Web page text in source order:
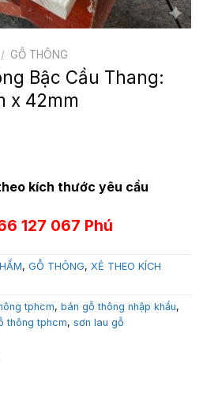
/ GỖ THÔNG
Bậc Cầu Thang:
x 42mm
kích thước yêu cầu
127 067 Phú
, GỖ THÔNG, XẺ THEO KÍCH
tphcm, bán gỗ thông nhập khẩu,
thông tphcm, sơn lau gỗ